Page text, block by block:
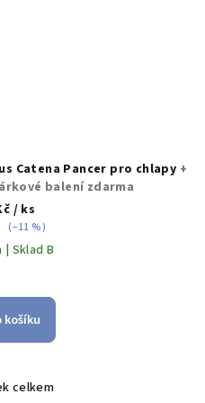
Catena Pancer pro chlapy +
balení zdarma
/ ks
(–11 %)
| Sklad B
hodnocení
produktu
5
košíku
Ocelkem